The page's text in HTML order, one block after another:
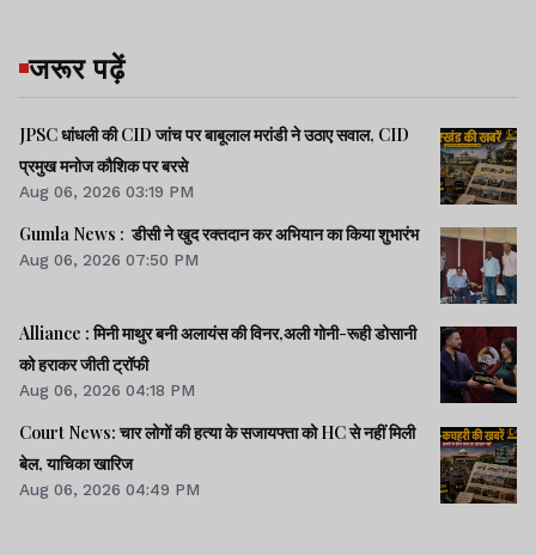
जरूर पढ़ें
JPSC धांधली की CID जांच पर बाबूलाल मरांडी ने उठाए सवाल, CID
प्रमुख मनोज कौशिक पर बरसे
Aug 06, 2026 03:19 PM
Gumla News : डीसी ने खुद रक्तदान कर अभियान का किया शुभारंभ
Aug 06, 2026 07:50 PM
Alliance : मिनी माथुर बनी अलायंस की विनर,अली गोनी-रूही डोसानी
को हराकर जीती ट्रॉफी
Aug 06, 2026 04:18 PM
Court News: चार लोगों की हत्या के सजायफ्ता को HC से नहीं मिली
बेल, याचिका खारिज
Aug 06, 2026 04:49 PM